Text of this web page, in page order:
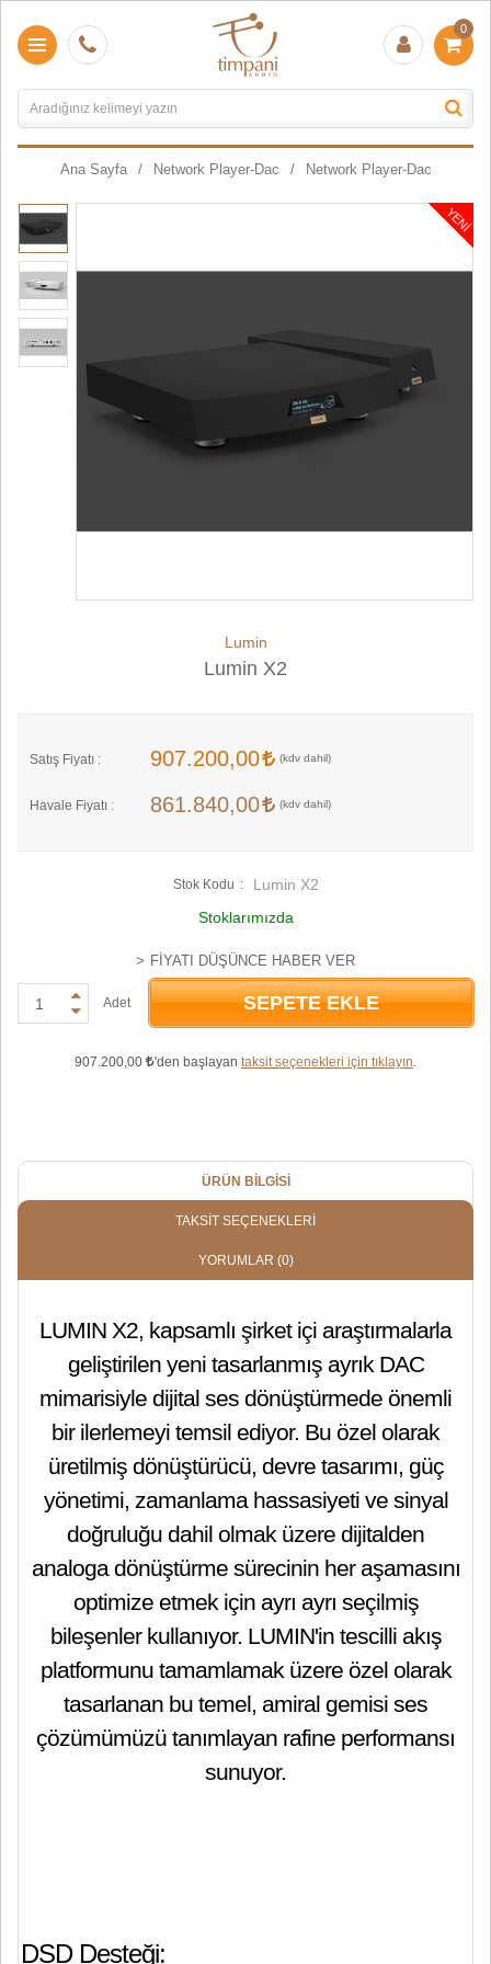
0
Ana Sayfa Network Player-Dac Network Player-Dac
YENI
Lumin
Lumin X2
Satış Fiyatı : 907.200,00
Havale Fiyatı : 861.840,00
Stok Kodu
Lumin X2
Stoklarımızda
FIYATI DÜŞÜNCE HABER VER
Adet SEPETE EKLE
907.200,00 'den başlayan taksit seçenekleri için tıklayın.
ÜRÜN BILGISI
TAKSIT SEÇENEKLERI
YORUMLAR (0)
LUMIN X2, kapsamlı şirket içi araştırmalarla
geliştirilen yeni tasarlanmış ayrık DAC
mimarisiyle dijital ses dönüştürmede önemli
bir ilerlemeyi temsil ediyor. Bu özel olarak
üretilmiş dönüştürücü, devre tasarımı, güç
yönetimi, zamanlama hassasiyeti ve sinyal
doğruluğu dahil olmak üzere dijitalden
analoga dönüştürme sürecinin her aşamasını
optimize etmek için ayrı ayrı seçilmiş
bileşenler kullanıyor. LUMIN'in tescilli akış
platformunu tamamlamak üzere özel olarak
tasarlanan bu temel, amiral gemisi ses
çözümümüzü tanımlayan rafine performansı
sunuyor.
DSD Desteği: